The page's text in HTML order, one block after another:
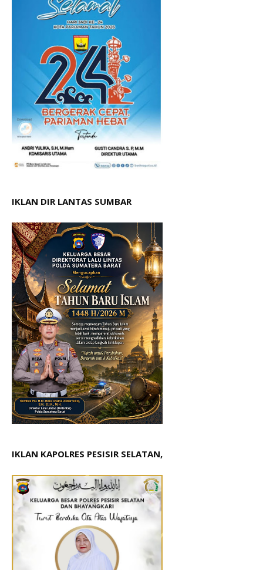
IKLAN DIR LANTAS SUMBAR
IKLAN KAPOLRES PESISIR SELATAN,